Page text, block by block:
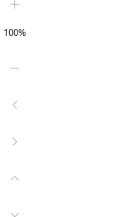
100%